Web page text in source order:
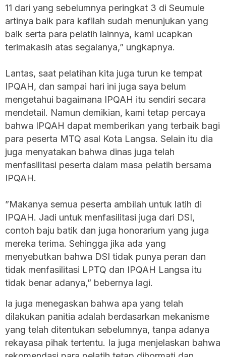
11 dari yang sebelumnya peringkat 3 di Seumule
artinya baik para kafilah sudah menunjukan yang
baik serta para pelatih lainnya, kami ucapkan
terimakasih atas segalanya,” ungkapnya.
‎Lantas, saat pelatihan kita juga turun ke tempat
IPQAH, dan sampai hari ini juga saya belum
mengetahui bagaimana IPQAH itu sendiri secara
mendetail. Namun demikian, kami tetap percaya
bahwa IPQAH dapat memberikan yang terbaik bagi
para peserta MTQ asal Kota Langsa. Selain itu dia
juga menyatakan bahwa dinas juga telah
menfasilitasi peserta dalam masa pelatih bersama
IPQAH.
‎”Makanya semua peserta ambilah untuk latih di
IPQAH. Jadi untuk menfasilitasi juga dari DSI,
contoh baju batik dan juga honorarium yang juga
mereka terima. Sehingga jika ada yang
menyebutkan bahwa DSI tidak punya peran dan
tidak menfasilitasi LPTQ dan IPQAH Langsa itu
tidak benar adanya,” bebernya lagi.
Ia juga menegaskan bahwa apa yang telah
dilakukan panitia adalah berdasarkan mekanisme
yang telah ditentukan sebelumnya, tanpa adanya
rekayasa pihak tertentu. Ia juga menjelaskan bahwa